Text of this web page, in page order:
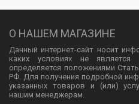
О НАШЕМ МАГАЗИНЕ
Данный интернет-сайт носит
каких условиях не является
определяется положениями
РФ. Для получения подробной
указанных товаров и (или)
нашим менеджерам.